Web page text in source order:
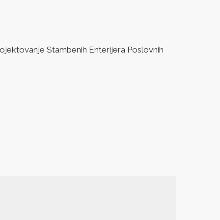
Stambenih Enterijera Poslovnih